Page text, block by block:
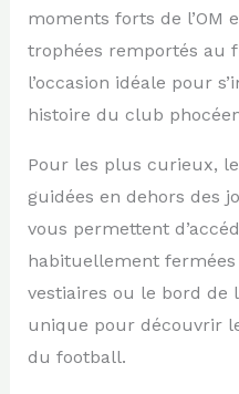
moments forts de l’OM
trophées remportés au
l’occasion idéale pour
histoire du club
Pour les plus curieux,
guidées en dehors des
vous permettent
habituellement
vestiaires ou le bord de
unique pour découvrir
du football.